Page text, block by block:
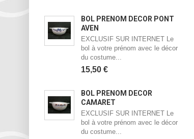
BOL PRÉNOM DÉCOR PONT
AVEN
EXCLUSIF SUR INTERNET Le
bol à votre prénom avec le décor
du costume...
15,50 €
BOL PRÉNOM DÉCOR
CAMARET
EXCLUSIF SUR INTERNET Le
bol à votre prénom avec le décor
du costume...